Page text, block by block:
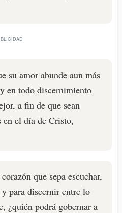
su amor abunde aun más
en todo discernimiento
a fin de que sean
en el día de Cristo,
que sepa escuchar,
para discernir entre lo
¿quién podrá gobernar a